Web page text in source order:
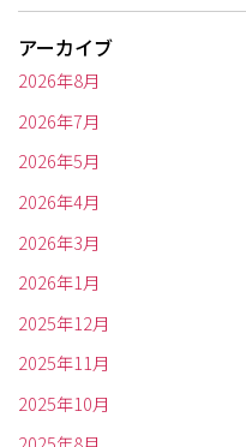
アーカイブ
2026年8月
2026年7月
2026年5月
2026年4月
2026年3月
2026年1月
2025年12月
2025年11月
2025年10月